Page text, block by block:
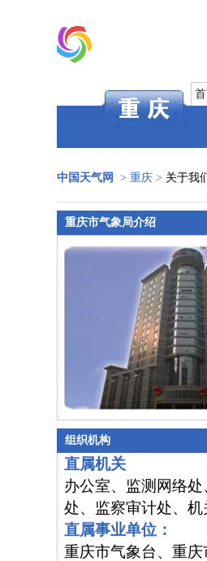
中国天气网 > 重庆 > 关于我
重庆市气象局介绍
组织机构
直属机关
办公室、监测网络
处、监察审计处、
直属事业单位：
重庆市气象台、重